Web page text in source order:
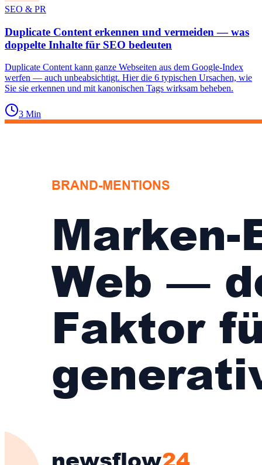
SEO & PR
Duplicate Content erkennen und vermeiden — was
doppelte Inhalte für SEO bedeuten
Duplicate Content kann ganze Webseiten aus dem Google-Index
werfen — auch unbeabsichtigt. Hier die 6 typischen Ursachen, wie
Sie sie erkennen und mit kanonischen Tags wirksam beheben.
3 Min